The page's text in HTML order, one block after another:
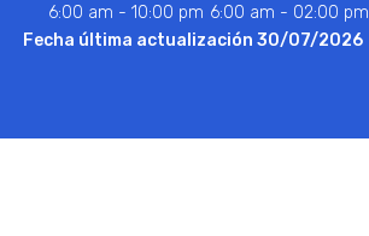
6:00 am - 10:00 pm 6:00 am - 02:00 pm
Fecha última actualización 30/07/2026